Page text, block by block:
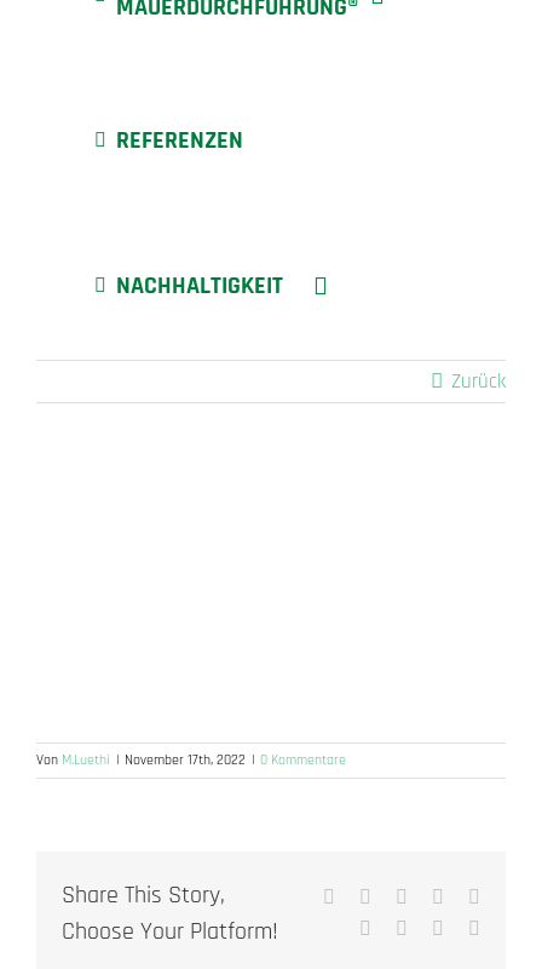
MAUERDURCHFÜHRUNG®
REFERENZEN
NACHHALTIGKEIT
Zurück
Von M.Luethi | November 17th, 2022 | 0 Kommentare
Share This Story,
Choose Your Platform!
Facebook Reddit LinkedIn
TumblrPinterest